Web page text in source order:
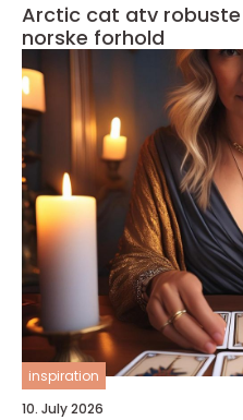
Arctic cat atv robuste arbeidsmaskiner for
norske forhold
inspiration
10. July 2026